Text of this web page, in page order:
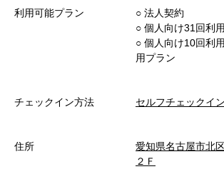
利用可能プラン
○︎ 法人契約
○︎ 個人向け31回利
○︎ 個人向け10回利
用プラン
チェックイン方法 セルフチェックイ
住所
愛知県名古屋市北
２Ｆ